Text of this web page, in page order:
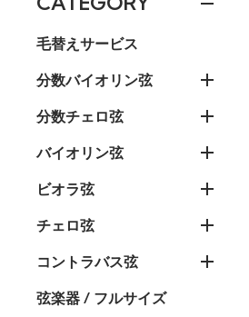
毛替えサービス
分数バイオリン弦
分数チェロ弦
バイオリン弦
ビオラ弦
チェロ弦
コントラバス弦
弦楽器 / フルサイズ